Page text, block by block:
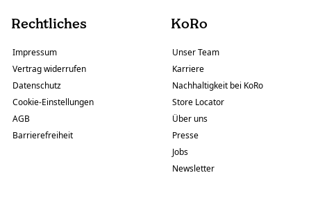
Rechtliches
Impressum
Vertrag widerrufen
Datenschutz
Cookie-Einstellungen
AGB
Barrierefreiheit
KoRo
Unser Team
Karriere
Nachhaltigkeit bei KoRo
Store Locator
Über uns
Presse
Jobs
Newsletter